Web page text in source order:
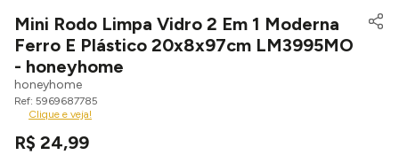
Mini Rodo Limpa Vidro 2 Em 1 Moderna
Ferro E Plástico 20x8x97cm LM3995MO
- honeyhome
honeyhome
5969687785
Clique e veja!
R$ 24,99